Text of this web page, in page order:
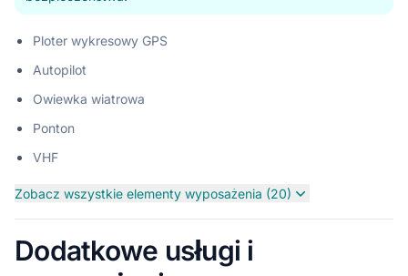
Ploter wykresowy GPS
Autopilot
Owiewka wiatrowa
Ponton
VHF
Zobacz wszystkie elementy wyposażenia (20)
Dodatkowe usługi i